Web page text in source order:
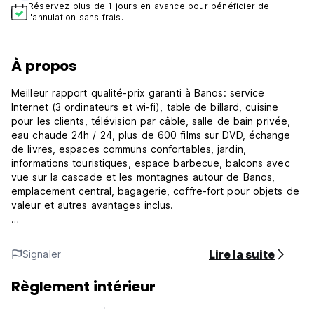
Réservez plus de 1 jours en avance pour bénéficier de
l'annulation sans frais.
À propos
Meilleur rapport qualité-prix garanti à Banos: service
Internet (3 ordinateurs et wi-fi), table de billard, cuisine
pour les clients, télévision par câble, salle de bain privée,
eau chaude 24h / 24, plus de 600 films sur DVD, échange
de livres, espaces communs confortables, jardin,
informations touristiques, espace barbecue, balcons avec
vue sur la cascade et les montagnes autour de Banos,
emplacement central, bagagerie, coffre-fort pour objets de
valeur et autres avantages inclus.
commune.
* NOUVEAU * Casiers avec doubles prises électriques
internationales
Signaler Lire la suite
Règlement intérieur